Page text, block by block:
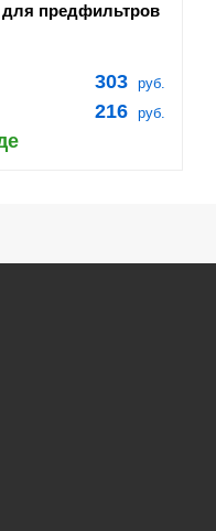
для предфильтров
303 руб.
216 руб.